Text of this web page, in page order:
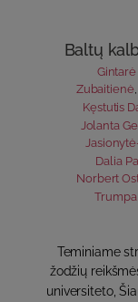
Baltų
Zubaitienė
Kęstutis
Jolanta
Dalia
Norbert
Trumpa
Teminiame
žodžių
universiteto,